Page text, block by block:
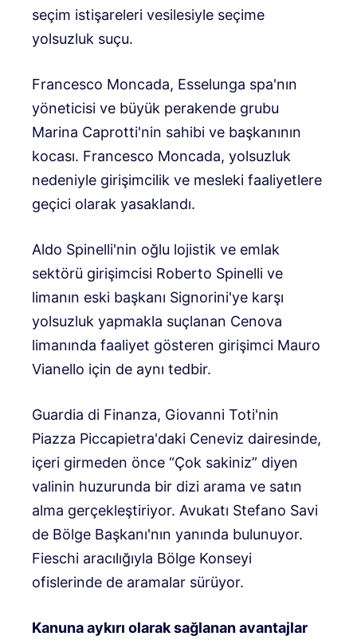
seçim istişareleri vesilesiyle seçime
yolsuzluk suçu.
Francesco Moncada, Esselunga spa'nın
yöneticisi ve büyük perakende grubu
Marina Caprotti'nin sahibi ve başkanının
kocası. Francesco Moncada, yolsuzluk
nedeniyle girişimcilik ve mesleki faaliyetlere
geçici olarak yasaklandı.
Aldo Spinelli'nin oğlu lojistik ve emlak
sektörü girişimcisi Roberto Spinelli ve
limanın eski başkanı Signorini'ye karşı
yolsuzluk yapmakla suçlanan Cenova
limanında faaliyet gösteren girişimci Mauro
Vianello için de aynı tedbir.
Guardia di Finanza, Giovanni Toti'nin
Piazza Piccapietra'daki Ceneviz dairesinde,
içeri girmeden önce “Çok sakiniz” diyen
valinin huzurunda bir dizi arama ve satın
alma gerçekleştiriyor. Avukatı Stefano Savi
de Bölge Başkanı'nın yanında bulunuyor.
Fieschi aracılığıyla Bölge Konseyi
ofislerinde de aramalar sürüyor.
Kanuna aykırı olarak sağlanan avantajlar